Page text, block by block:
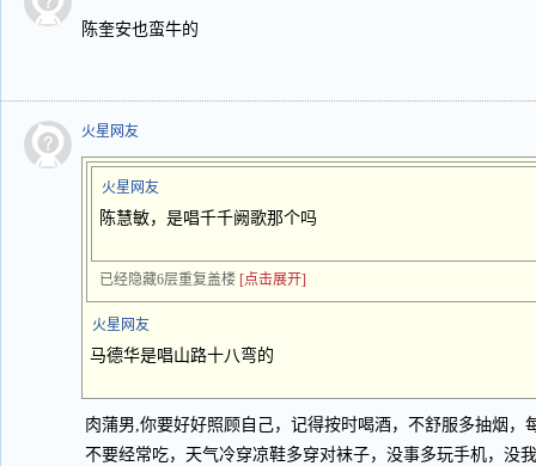
陈奎安也蛮牛的
火星网友
火星网友
陈慧敏，是唱千千阙歌那个吗
已经隐藏6层重复盖楼 [点击展开]
火星网友
马德华是唱山路十八弯的
肉蒲男,你要好好照顾自己，记得按时喝酒，不舒服多抽烟，
不要经常吃，天气冷穿凉鞋多穿对袜子，没事多玩手机，没